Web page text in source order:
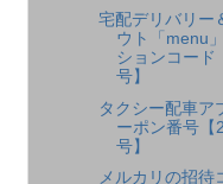
宅配デリバリー
ウト「menu
ションコード
号】
タクシー配車ア
ーポン番号【
号】
メルカリの招待